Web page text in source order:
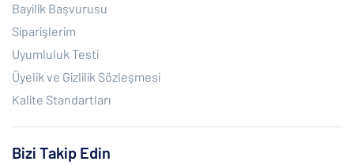
Bayilik Başvurusu
Siparişlerim
Uyumluluk Testi
Üyelik ve Gizlilik Sözleşmesi
Kalite Standartları
Bizi Takip Edin